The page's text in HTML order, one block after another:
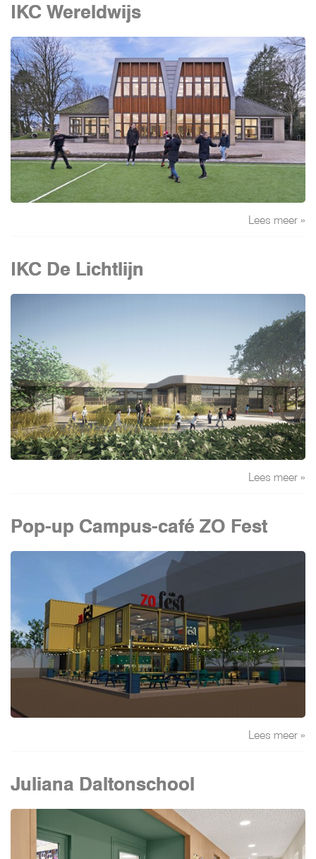
IKC Wereldwijs
Lees meer »
IKC De Lichtlijn
Lees meer »
Pop-up Campus-café ZO Fest
Lees meer »
Juliana Daltonschool